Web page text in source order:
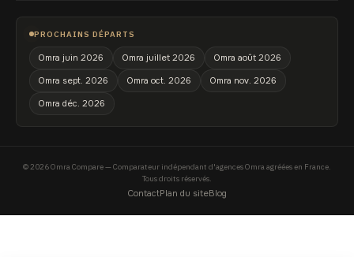
PROCHAINS DÉPARTS
Omra juin 2026 Omra juillet 2026 Omra août 2026
Omra sept. 2026 Omra oct. 2026 Omra nov. 2026
Omra déc. 2026
© 2026 Omra Compare — Comparateur indépendant d'agences Omra agréées en France.
Tous droits réservés.
ContactPlan du siteBlog